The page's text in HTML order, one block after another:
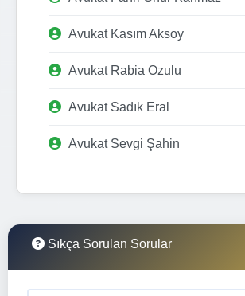
Avukat Kasım Aksoy
Avukat Rabia Ozulu
Avukat Sadık Eral
Avukat Sevgi Şahin
Sıkça Sorulan Sorular